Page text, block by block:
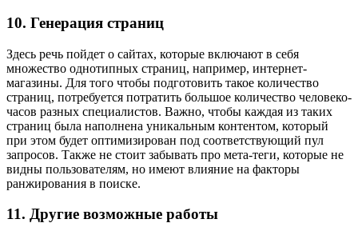
10. Генерация страниц
Здесь речь пойдет о сайтах, которые включают в себя
множество однотипных страниц, например, интернет-
магазины. Для того чтобы подготовить такое количество
страниц, потребуется потратить большое количество человеко-
часов разных специалистов. Важно, чтобы каждая из таких
страниц была наполнена уникальным контентом, который
при этом будет оптимизирован под соответствующий пул
запросов. Также не стоит забывать про мета-теги, которые не
видны пользователям, но имеют влияние на факторы
ранжирования в поиске.
11. Другие возможные работы